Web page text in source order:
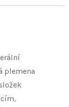
plemena